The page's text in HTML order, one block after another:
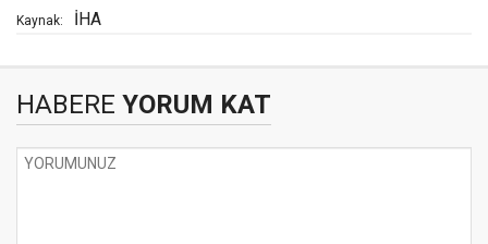
Kaynak: İHA
HABERE YORUM KAT